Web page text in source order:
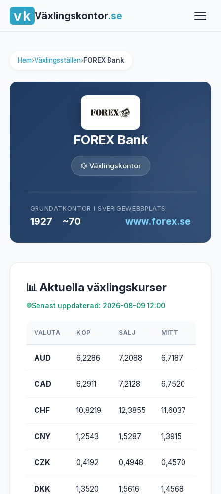
Växlingskontor.se
Hem›Växlingsställen›FOREX Bank
FOREX Bank
💱 Växlingskontor
GRUNDAT
1927
KONTOR I SVERIGE
~70
WEBBPLATS
www.forex.se
📊 Aktuella växlingskurser
Senast uppdaterad: 2026-08-09 12:00
VALUTA KÖP SÄLJ MITT
AUD 6,2286 7,2088 6,7187
CAD 6,2911 7,2128 6,7520
CHF 10,8219 12,3855 11,6037
CNY 1,2543 1,5287 1,3915
CZK 0,4192 0,4948 0,4570
DKK 1,3520 1,5616 1,4568